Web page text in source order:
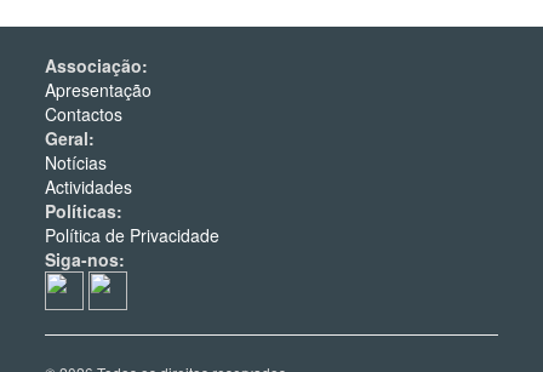
Associação:
Apresentação
Contactos
Geral:
Notícias
Actividades
Políticas:
Política de Privacidade
Siga-nos: